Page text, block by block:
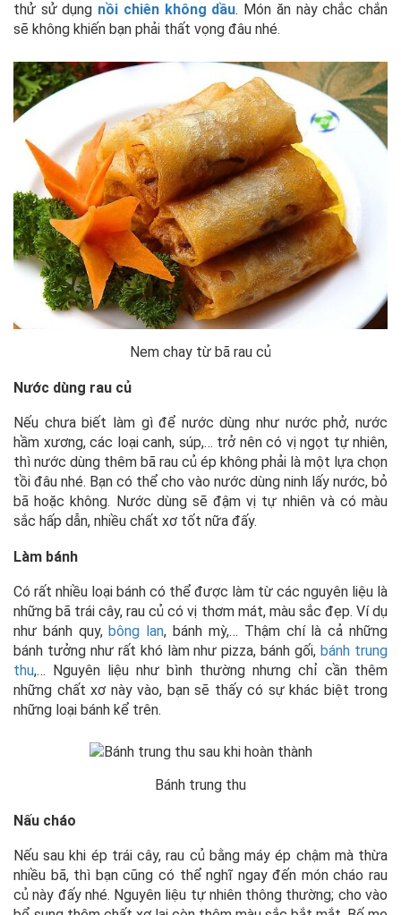
thử sử dụng nồi chiên không dầu. Món ăn này chắc chắn
sẽ không khiến bạn phải thất vọng đâu nhé.
Nem chay từ bã rau củ
Nước dùng rau củ
Nếu chưa biết làm gì để nước dùng như nước phở, nước
hầm xương, các loại canh, súp,… trở nên có vị ngọt tự nhiên,
thì nước dùng thêm bã rau củ ép không phải là một lựa chọn
tồi đâu nhé. Bạn có thể cho vào nước dùng ninh lấy nước, bỏ
bã hoặc không. Nước dùng sẽ đậm vị tự nhiên và có màu
sắc hấp dẫn, nhiều chất xơ tốt nữa đấy.
Làm bánh
Có rất nhiều loại bánh có thể được làm từ các nguyên liệu là
những bã trái cây, rau củ có vị thơm mát, màu sắc đẹp. Ví dụ
như bánh quy,bông lan, bánh mỳ,… Thậm chí là cả những
bánh tưởng như rất khó làm như pizza, bánh gối,bánh trung
thu,… Nguyên liệu như bình thường nhưng chỉ cần thêm
những chất xơ này vào, bạn sẽ thấy có sự khác biệt trong
những loại bánh kể trên.
Bánh trung thu
Nấu cháo
Nếu sau khi ép trái cây, rau củ bằng máy ép chậm mà thừa
nhiều bã, thì bạn cũng có thể nghĩ ngay đến món cháo rau
củ này đấy nhé. Nguyên liệu tự nhiên thông thường; cho vào